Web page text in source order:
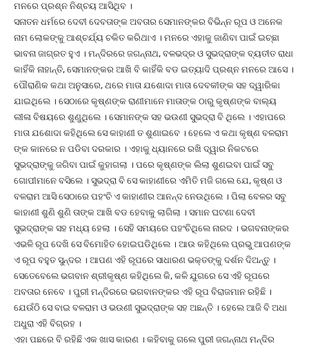
ମନରେ ପ୍ରଶ୍ନ ନିଶ୍ଚୟ ଆସିଥିବ ।
ସନାତନ ଧର୍ମରେ ଦେବୀ ଦେବତାଙ୍କ ଅବତାର ସେମାନଙ୍କର ବିଭିନ୍ନ ରୂପ ଓ ଅନେକ
ନାମ ଲୋକଙ୍କୁ ଆଶ୍ଚର୍ଯ୍ୟ ଚକିତ କରିଥାଏ । ମନରେ ଏହାକୁ ଜାଣିବା ପାଇଁ ଇଚ୍ଛା
ଭାବନା ଜାଗ୍ରତ ହୁଏ । ମନ୍ଦିରରେ ଜଗନ୍ନାଥ, ବଳଭଦ୍ର ଓ ସୁଭଦ୍ରାଙ୍କ ବ୍ୟତୀତ ରାଧା
କାହିଁକି ନାହାନ୍ତି, ସେମାନଙ୍କର ଆଖି ବି କାହିଁକି ବଡ ଇତ୍ୟାଦି ପ୍ରଶ୍ନ ମନରେ ଆସେ ।
ପୌରାଣିକ କଥା ଅନୁସାରେ, ଥରେ ମାତା ଯଶୋଦା ମାତା ଦେବକୀଙ୍କ ସହ ଦ୍ୱାରିକା
ଯାଇଥିଲେ । ସେଠାରେ କୃଷ୍ଣଙ୍କ ରାଣୀମାନେ ମାତାଙ୍କ ଠାରୁ କୃଷ୍ଣଙ୍କ ବାଲ୍ୟ
ଲୀଳା ବିଷୟରେ ଶୁଣୁଥିଲେ । ସେମାନଙ୍କ ସହ ଭଉଣୀ ସୁଭଦ୍ରା ବି ଥିଲେ । ଏହାପରେ
ମାତା ଯଶୋଦା କହିଥିଲେ ସେ କାହାଣୀ ତ ଶୁଣାଇବେ । ହେଲେ ଏ କଥା କୃଷ୍ଣ ବଳରାମ
ଙ୍କ କାନରେ ନ ପଡିବା ଦରକାର । ଏହାକୁ ଧ୍ୟାନରେ ରଖି ଦ୍ୱାର ନିକଟରେ
ସୁଭଦ୍ରାଙ୍କୁ ଜଗିବା ପାଇଁ କୁହାଗଲା । ପରେ କୃଷ୍ଣଙ୍କ ଲିଲା ଶୁଣଇବା ପାଇଁ ସବୁ
ଗୋପୀମାନେ ବସିଲେ । ସୁଭଦ୍ରା ବି ସେ କାହାଣୀରେ ଏମିତି ମଜି ଗଲେ ଯେ, କୃଷ୍ଣ ଓ
ବଳରାମ ଆସି ସେଠାରେ ପହଂଚି ଏ କାହାଣୀର ଆନନ୍ଦ ନେଉଥିଲେ । ପିଲା ବେଳର ସବୁ
କାହାଣୀ ଶୁଣି ଶୁଣି ତାଙ୍କ ଆଖି ବଡ ହେବାକୁ ଲାଗିଲା । ସମାନ ଘଟଣା ଦେବୀ
ସୁଭଦ୍ରାଙ୍କ ସହ ମଧ୍ୟ ହେଲା । ସେହି ସମୟରେ ପହଂଚିଥିଲେ ନାରଦ । ଭଗବନାଙ୍କର
ଏଭଳି ରୂପ ଦେଖି ସେ ବିମୋହିତ ହୋଇପଡିଥିଲେ । ଆଉ କହିଥିଲେ ପ୍ରଭୁ ଆପଣଙ୍କ
ଏ ରୂପ ବହୁତ ସୁନ୍ଦର । ଆପଣ ଏହି ରୂପରେ ସାଧାରଣ ଭକ୍ତଙ୍କୁ ଦର୍ଶନ ଦିଅନ୍ତୁ ।
ସେତେବେଲେ ଭଗବାନ ଶ୍ରୀକୃଷ୍ଣ କହିଥିଲେ କି, କଳି ଯୁଗରେ ସେ ଏହି ରୂପରେ
ଅବତାର ନେବେ । ପୁରୀ ମନ୍ଦିରରେ ଭଗବାନଙ୍କର ଏହି ରୂପ ବିରାଜମାନ ରହିଛି ।
ଯେଉଁଠି ସେ ବାଇ ବଳରାମ ଓ ଭଉଣୀ ସୁଭଦ୍ରାଙ୍କ ସହ ଅଛନ୍ତି । ହେଲେ ଆଜି ବି ଅଧା
ଅଧୁରା ଏହି ବିଗ୍ରହ ।
ଏହା ପଛରେ ବି ରହିଛି ଏକ ଖାସ କାରଣ । କହିବାକୁ ଗଲେ ପୁରୀ ଜଗନ୍ନାଥ ମନ୍ଦିର